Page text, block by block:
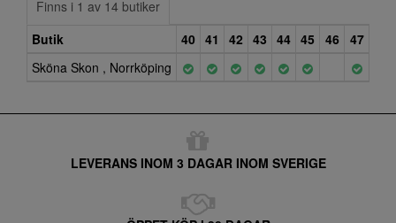
Finns i 1 av 14 butiker
Butik
40 41 42 43 44 45 46
47
Sköna Skon , Norrköping
LEVERANS INOM 3 DAGAR INOM SVERIGE